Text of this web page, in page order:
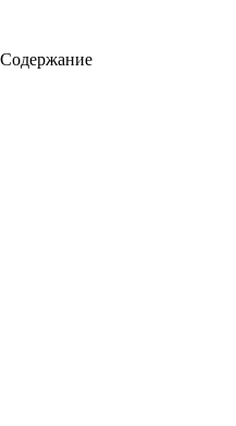
Содержание